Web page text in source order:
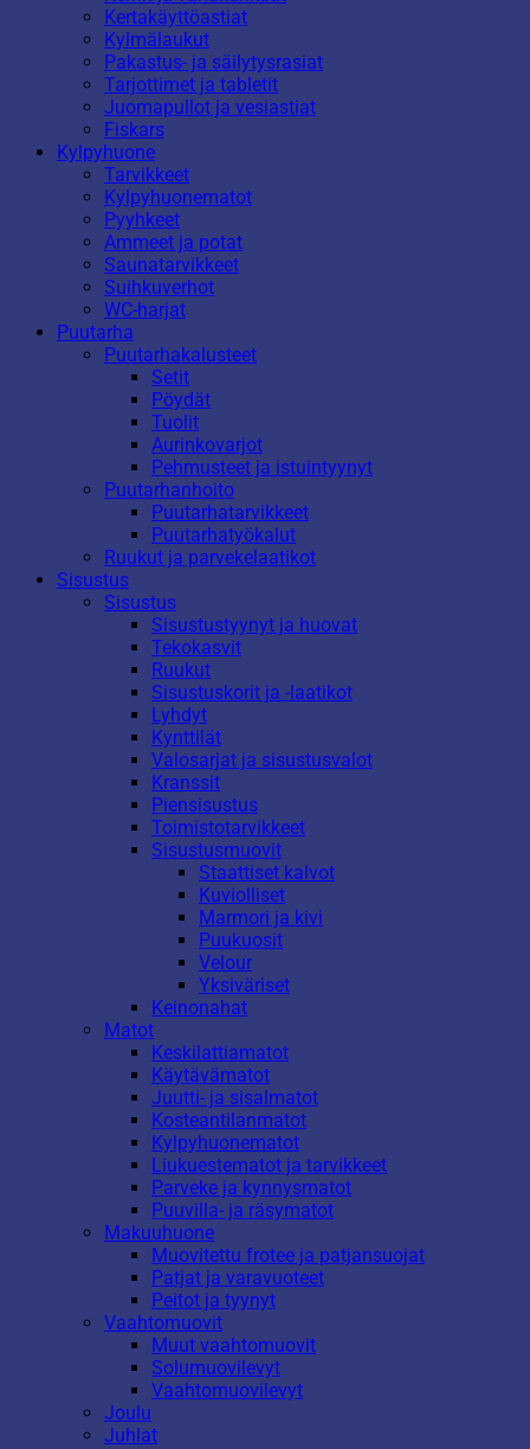
Kertakäyttöastiat
Kylmälaukut
Pakastus- ja säilytysrasiat
Tarjottimet ja tabletit
Juomapullot ja vesiastiat
Fiskars
Kylpyhuone
Tarvikkeet
Kylpyhuonematot
Pyyhkeet
Ammeet ja potat
Saunatarvikkeet
Suihkuverhot
WC-harjat
Puutarha
Puutarhakalusteet
Setit
Pöydät
Tuolit
Aurinkovarjot
Pehmusteet ja istuintyynyt
Puutarhanhoito
Puutarhatarvikkeet
Puutarhatyökalut
Ruukut ja parvekelaatikot
Sisustus
Sisustus
Sisustustyynyt ja huovat
Tekokasvit
Ruukut
Sisustuskorit ja -laatikot
Lyhdyt
Kynttilät
Valosarjat ja sisustusvalot
Kranssit
Piensisustus
Toimistotarvikkeet
Sisustusmuovit
Staattiset kalvot
Kuviolliset
Marmori ja kivi
Puukuosit
Velour
Yksiväriset
Keinonahat
Matot
Keskilattiamatot
Käytävämatot
Juutti- ja sisalmatot
Kosteantilanmatot
Kylpyhuonematot
Liukuestematot ja tarvikkeet
Parveke ja kynnysmatot
Puuvilla- ja räsymatot
Makuuhuone
Muovitettu frotee ja patjansuojat
Patjat ja varavuoteet
Peitot ja tyynyt
Vaahtomuovit
Muut vaahtomuovit
Solumuovilevyt
Vaahtomuovilevyt
Joulu
Juhlat